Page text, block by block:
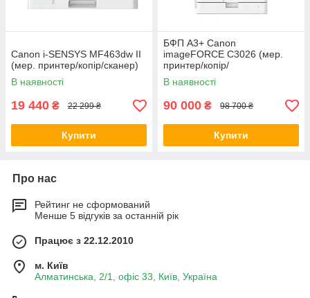
Canon i-SENSYS MF463dw II
(мер. принтер/копір/сканер)
В наявності
19 440 ₴ 22 299 ₴
Купити
БФП А3+ Canon
imageFORCE C3026 (мер.
принтер/копір/
сканер/ARDF/Wi-Fi)
В наявності
90 000 ₴ 98 700 ₴
Купити
Про нас
Рейтинг не сформований
Менше 5 відгуків за останній рік
Працює з 22.12.2010
м. Київ
Алматинська, 2/1, офіс 33, Київ, Україна